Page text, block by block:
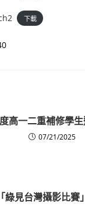
下載
高一二重補修學
07/21/2025
「綠見台灣攝影比賽